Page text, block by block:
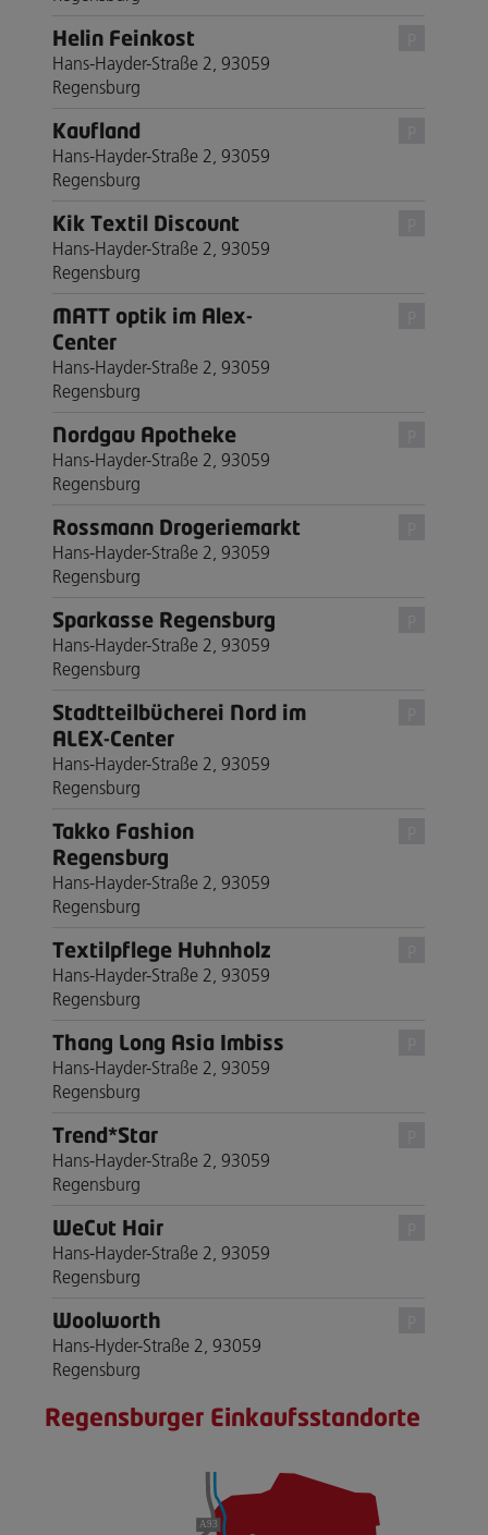
Helin Feinkost
Hans-Hayder-Straße 2, 93059
Regensburg
Kaufland
Hans-Hayder-Straße 2, 93059
Regensburg
Kik Textil Discount
Hans-Hayder-Straße 2, 93059
Regensburg
MATT optik im Alex-
Center
Hans-Hayder-Straße 2, 93059
Regensburg
Nordgau Apotheke
Hans-Hayder-Straße 2, 93059
Regensburg
Rossmann Drogeriemarkt
Hans-Hayder-Straße 2, 93059
Regensburg
Sparkasse Regensburg
Hans-Hayder-Straße 2, 93059
Regensburg
Stadtteilbücherei Nord im
ALEX-Center
Hans-Hayder-Straße 2, 93059
Regensburg
Takko Fashion
Regensburg
Hans-Hayder-Straße 2, 93059
Regensburg
Textilpflege Huhnholz
Hans-Hayder-Straße 2, 93059
Regensburg
Thang Long Asia Imbiss
Hans-Hayder-Straße 2, 93059
Regensburg
Trend*Star
Hans-Hayder-Straße 2, 93059
Regensburg
WeCut Hair
Hans-Hayder-Straße 2, 93059
Regensburg
Woolworth
Hans-Hyder-Straße 2, 93059
Regensburg
Regensburger Einkaufsstandorte
A93